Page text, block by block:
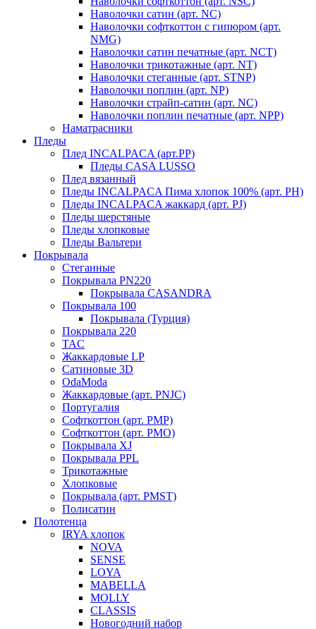
Наволочки сатин (арт. NC)
Наволочки софткоттон с гипюром (арт.
NMG)
Наволочки сатин печатные (арт. NCT)
Наволочки трикотажные (арт. NT)
Наволочки стеганные (арт. STNP)
Наволочки поплин (арт. NP)
Наволочки страйп-сатин (арт. NC)
Наволочки поплин печатные (арт. NPP)
Наматрасники
Пледы
Плед INCALPACA (арт.PP)
Пледы CASA LUSSO
Плед вязанный
Пледы INCALPACA Пима хлопок 100% (арт. PH)
Пледы INCALPACA жаккард (арт. PJ)
Пледы шерстяные
Пледы хлопковые
Пледы Вальтери
Покрывала
Стеганные
Покрывала PN220
Покрывала CASANDRA
Покрывала 100
Покрывала (Турция)
Покрывала 220
TAC
Жаккардовые LP
Сатиновые 3D
OdaModa
Жаккардовые (арт. PNJC)
Португалия
Софткоттон (арт. PMP)
Софткоттон (арт. PMO)
Покрывала XJ
Покрывала PPL
Трикотажные
Хлопковые
Покрывала (арт. PMST)
Полисатин
Полотенца
IRYA хлопок
NOVA
SENSE
LOYA
MABELLA
MOLLY
CLASSIS
Новогодний набор